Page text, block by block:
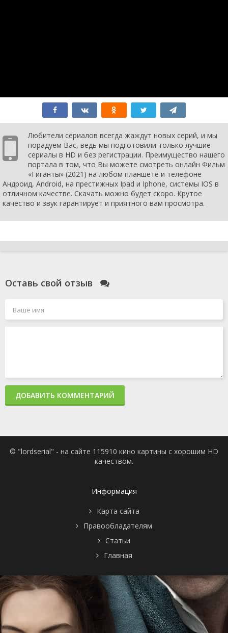
Любители сериалов всегда жаждут новых серий, и мы
порадуем Вас, ведь мы подготовили только лучшие
сериалы в HD и без регистрации. Преимущество нашего
портала в том, что Вы можете смотреть онлайн Фильм
«Гиганты» (2021) на любом планшете и телефоне
Андроид, Android, на престижных Ipad и Iphone, системы IOS в
отличном качестве. Скачать можно будет скоро. Крутое
качество и звук гарантирует и приятного вам просмотра.
Оставь свой отзыв
ДОБАВИТЬ КОММЕНТАРИЙ
© "lordserial" - на сайте 115910 кино картины с хорошим HD
качеством.
Информация
Карта сайта
Правообладателям
Статьи
Главная